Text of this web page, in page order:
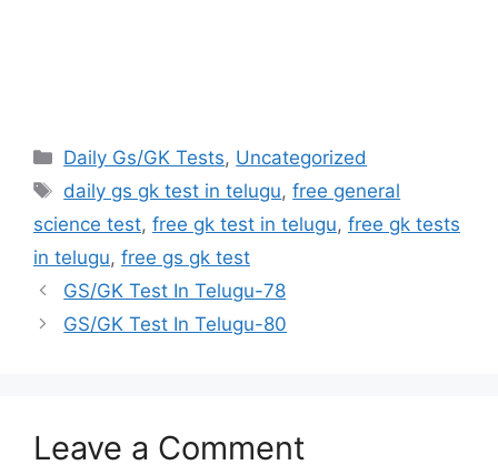
Categories
Daily Gs/GK Tests, Uncategorized
Tags
daily gs gk test in telugu,free general
science test, free gk test in telugu, free gk tests
in telugu, free gs gk test
GS/GK Test In Telugu-78
GS/GK Test In Telugu-80
Leave a Comment